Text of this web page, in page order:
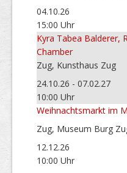
04.10.26
15:00 Uhr
Kyra Tabea Balderer,
Chamber
Zug, Kunsthaus Zug
24.10.26 - 07.02.27
10:00 Uhr
Weihnachtsmarkt im
Zug, Museum Burg
12.12.26
10:00 Uhr